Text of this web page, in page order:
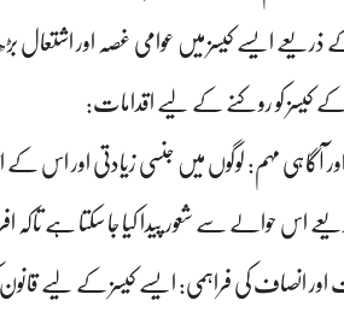
ذریعے ایسے کیسز میں عوامی غصہ اور اشتعال
کے کیسز کو روکنے کے لیے اقدامات:
اور آگاہی مہم: لوگوں میں جنسی زیادتی اور
اس حوالے سے شعور پیدا کیا جا سکتا ہے
اور انصاف کی فراہمی: ایسے کیسز کے لیے